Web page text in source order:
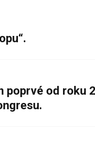
poprvé od